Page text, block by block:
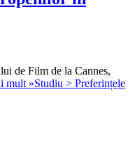
de Film de la Cannes,
mult »Studiu > Preferințele